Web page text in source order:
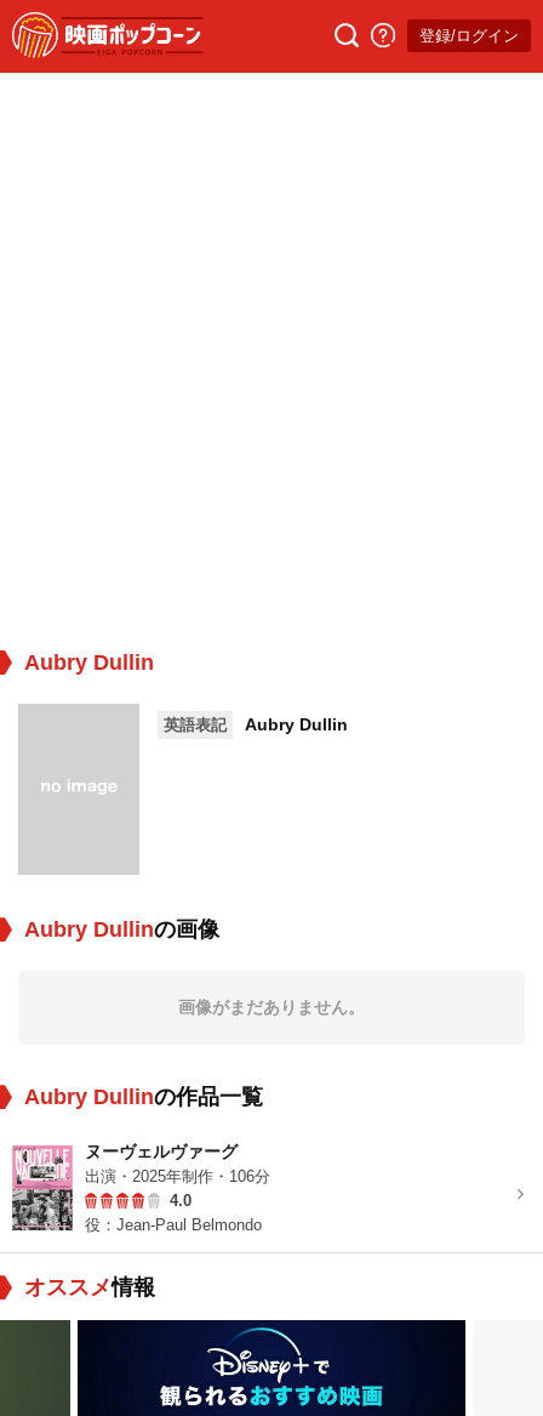
登録/ログイン
Aubry Dullin
英語表記 Aubry Dullin
Aubry Dullinの画像
画像がまだありません。
Aubry Dullinの作品一覧
ヌーヴェルヴァーグ
出演・2025年制作・106分
4.0
役：Jean-Paul Belmondo
オススメ情報